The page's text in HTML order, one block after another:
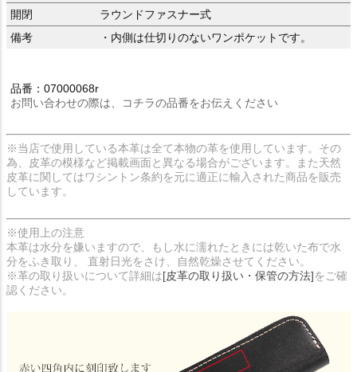
開閉
ラウンドファスナー式
備考
・内側は仕切りのないワンポケットです。
品番：07000068r
お問い合わせの際は、コチラの品番をお伝えください
※当店で使用している本革は全て本物の革を使用しています。その
為、皮革の模様など掲載画面と異なる場合がございます。また天然
皮革に関してはワシントン条約を元に適正に輸入された商品を販売
しています。
※使用上の注意
本革は水分を嫌いますので、もし水に濡れたときには乾いた布で水
分をふき取り、 直射日光をさけ、自然乾燥させてください。
※革の取り扱いについて詳細は[皮革の取り扱い・保管の方法]をご確
認ください。